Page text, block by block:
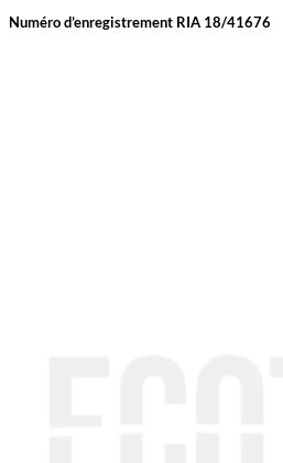
Numéro d’enregistrement RIA 18/41676